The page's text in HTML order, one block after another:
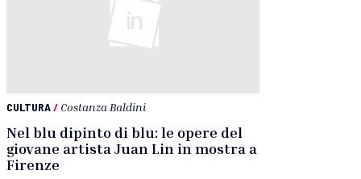
CULTURA/ Costanza Baldini
Nel blu dipinto di blu: le opere del
giovane artista Juan Lin in mostra a
Firenze